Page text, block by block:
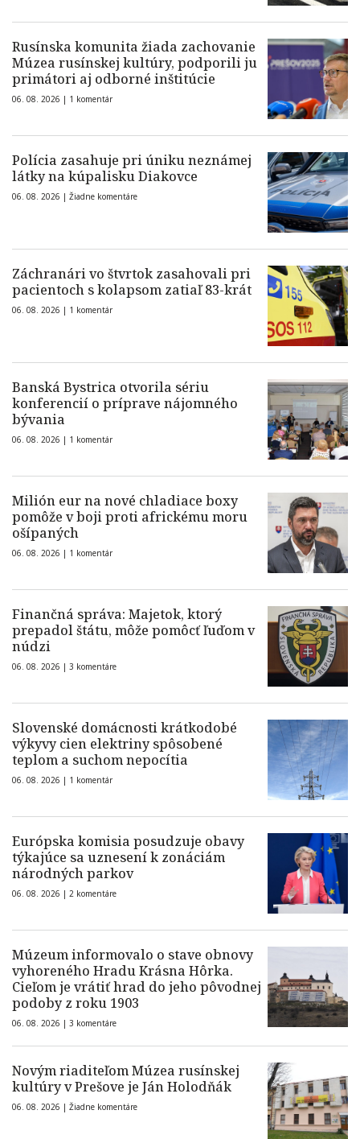
Rusínska komunita žiada zachovanie
Múzea rusínskej kultúry, podporili ju
primátori aj odborné inštitúcie
06. 08. 2026 | 1 komentár
Polícia zasahuje pri úniku neznámej
látky na kúpalisku Diakovce
06. 08. 2026 | Žiadne komentáre
Záchranári vo štvrtok zasahovali pri
pacientoch s kolapsom zatiaľ 83-krát
06. 08. 2026 | 1 komentár
Banská Bystrica otvorila sériu
konferencií o príprave nájomného
bývania
06. 08. 2026 | 1 komentár
Milión eur na nové chladiace boxy
pomôže v boji proti africkému moru
ošípaných
06. 08. 2026 | 1 komentár
Finančná správa: Majetok, ktorý
prepadol štátu, môže pomôcť ľuďom v
núdzi
06. 08. 2026 | 3 komentáre
Slovenské domácnosti krátkodobé
výkyvy cien elektriny spôsobené
teplom a suchom nepocítia
06. 08. 2026 | 1 komentár
Európska komisia posudzuje obavy
týkajúce sa uznesení k zonáciám
národných parkov
06. 08. 2026 | 2 komentáre
Múzeum informovalo o stave obnovy
vyhoreného Hradu Krásna Hôrka.
Cieľom je vrátiť hrad do jeho pôvodnej
podoby z roku 1903
06. 08. 2026 | 3 komentáre
Novým riaditeľom Múzea rusínskej
kultúry v Prešove je Ján Holodňák
06. 08. 2026 | Žiadne komentáre